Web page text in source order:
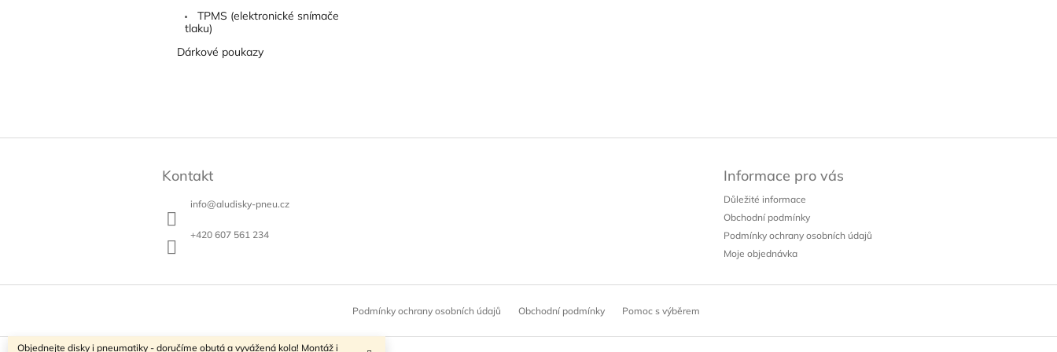
Objednejte disky i pneumatiky - doručíme obutá a vyvážená kola! Montáž i
TPMS (elektronické snímače
tlaku)
Dárkové poukazy
Kontakt
info@aludisky-pneu.cz
+420 607 561 234
Informace pro vás
Důležité informace
Obchodní podmínky
Podmínky ochrany osobních údajů
Moje objednávka
Podmínky ochrany osobních údajů Obchodní podmínky Pomoc s výběrem